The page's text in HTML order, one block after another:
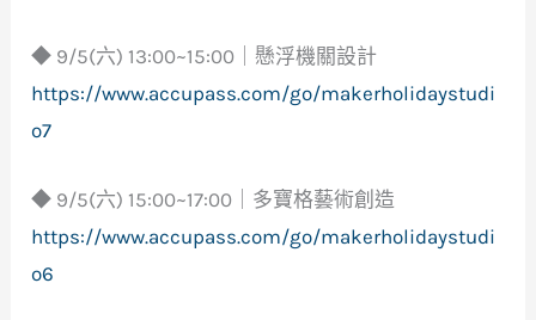
◆ 9/5(六) 13:00~15:00｜懸浮機關設計
https://www.accupass.com/go/makerholidaystudi
o7
◆ 9/5(六) 15:00~17:00｜多寶格藝術創造
https://www.accupass.com/go/makerholidaystudi
o6